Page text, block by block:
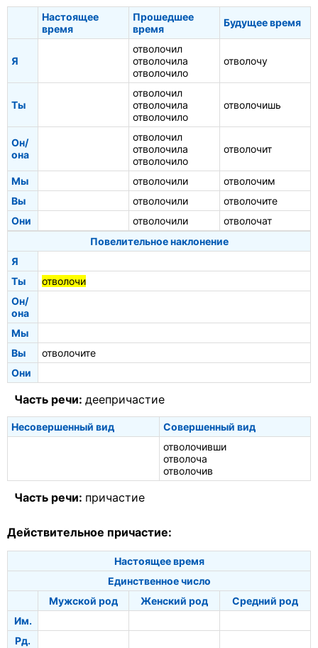
Настоящее
время
Прошедшее
время
Будущее время
Я
отволочил
отволочила
отволочило
отволочу
Ты
отволочил
отволочила
отволочило
отволочишь
Он/
она
отволочил
отволочила
отволочило
отволочит
Мы отволочили
отволочим
Вы
отволочили
отволочите
Они
отволочили
отволочат
Повелительное наклонение
Я
Ты
отволочи
Он/
она
Мы
Вы
отволочите
Они
Часть речи: деепричастие
Несовершенный вид
Совершенный вид
отволочивши
отволоча
отволочив
Часть речи: причастие
Действительное причастие:
Настоящее время
Единственное число
Мужской род
Женский род
Средний род
Им.
Рд.